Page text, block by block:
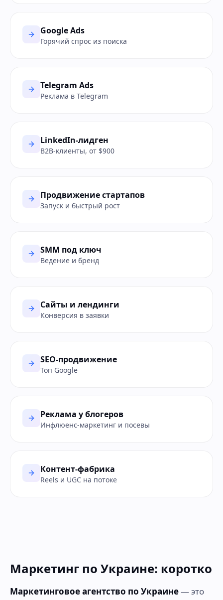
Google Ads
Горячий спрос из поиска
Telegram Ads
Реклама в Telegram
LinkedIn-лидген
B2B-клиенты, от $900
Продвижение стартапов
Запуск и быстрый рост
SMM под ключ
Ведение и бренд
Сайты и лендинги
Конверсия в заявки
SEO-продвижение
Топ Google
Реклама у блогеров
Инфлюенс-маркетинг и посевы
Контент-фабрика
Reels и UGC на потоке
Маркетинг по Украине: коротко
Маркетинговое агентство по Украине— это